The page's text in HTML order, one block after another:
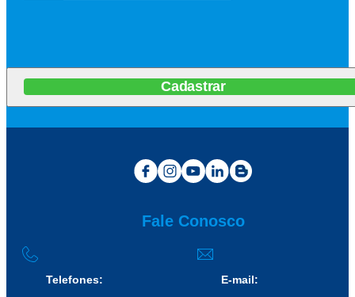
Cadastrar
Fale Conosco
Telefones: E-mail: